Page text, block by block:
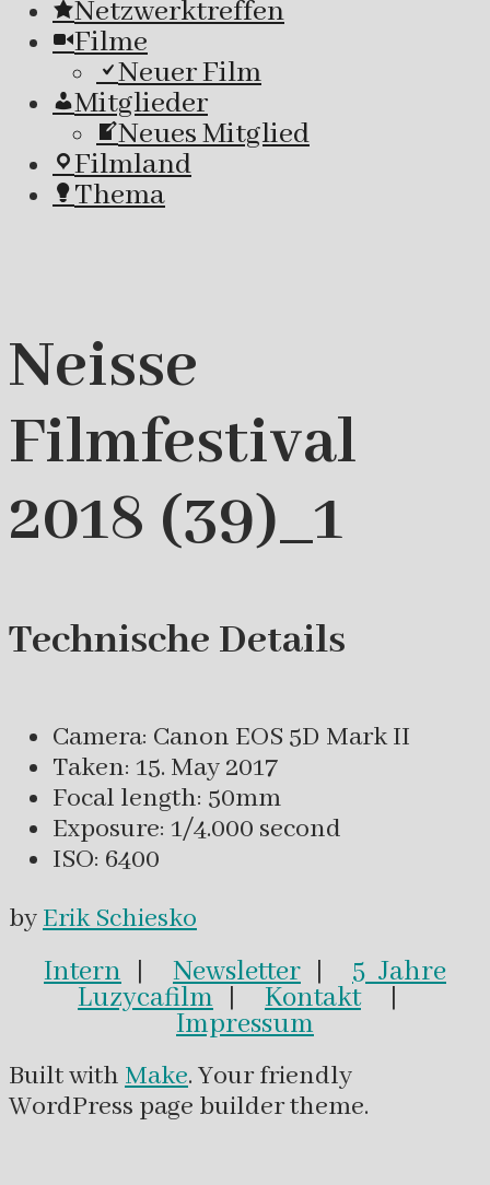
Netzwerktreffen
Filme
Neuer Film
Mitglieder
Neues Mitglied
Filmland
Thema
Neisse
Filmfestival
2018 (39)_1
Technische Details
Camera: Canon EOS 5D Mark II
Taken: 15. May 2017
Focal length: 50mm
Exposure: 1/4.000 second
ISO: 6400
byErik Schiesko
Intern | Newsletter | 5 Jahre
Luzycafilm | Kontakt|
Impressum
Built withMake. Your friendly
WordPress page builder theme.